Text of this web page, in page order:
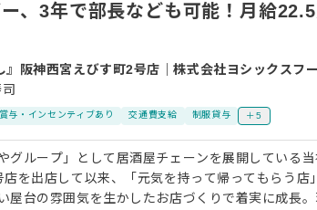
、3年で部長なども可能！月給
』阪神西宮えびす町2号店 ｜株式会社ヨシックスフ
賞与・インセンティブあり 交通費支給 制服貸与 ＋5
やグループ」として居酒屋チェーンを展開している
店を出店して以来、「元気を持って帰ってもらう店
屋台の雰囲気を生かしたお店づくりで着実に成長